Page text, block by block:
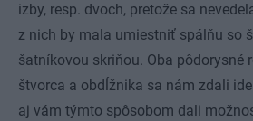
izby, resp. dvoch, pretože sa
z nich by mala umiestniť spálňu so
šatníkovou skriňou. Oba pôdorysné
štvorca a obdĺžnika sa nám zdali
aj vám týmto spôsobom dali